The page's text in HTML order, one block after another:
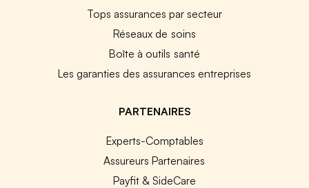
Tops assurances par secteur
Réseaux de soins
Boîte à outils santé
Les garanties des assurances entreprises
PARTENAIRES
Experts-Comptables
Assureurs Partenaires
Payfit & SideCare